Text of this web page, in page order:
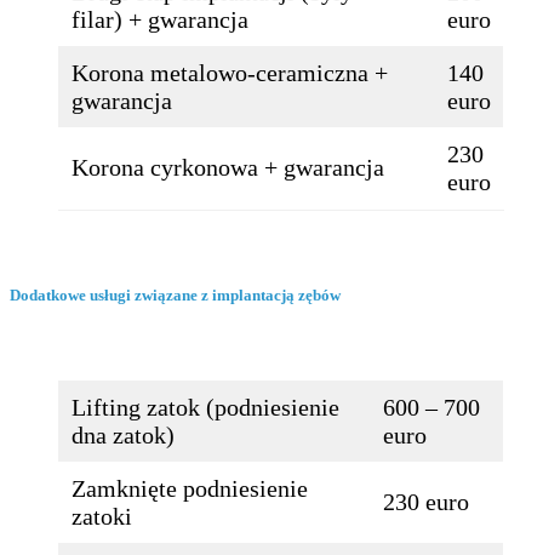
filar) + gwarancja
euro
Korona metalowo-ceramiczna +
gwarancja
140
euro
Korona cyrkonowa + gwarancja
230
euro
Dodatkowe usługi związane z implantacją zębów
Lifting zatok (podniesienie
dna zatok)
600 – 700
euro
Zamknięte podniesienie
zatoki
230 euro